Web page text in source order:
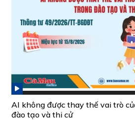
AI không được thay thế vai trò
đào tạo và thi cử